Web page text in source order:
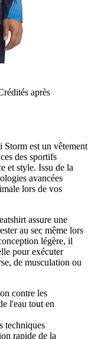
après
est un vêtement
des sportifs
et style. Issu de la
avancées
lors de vos
assure une
au sec même lors
légère, il
pour exécuter
de musculation ou
contre les
l'eau tout en
techniques
rapide de la